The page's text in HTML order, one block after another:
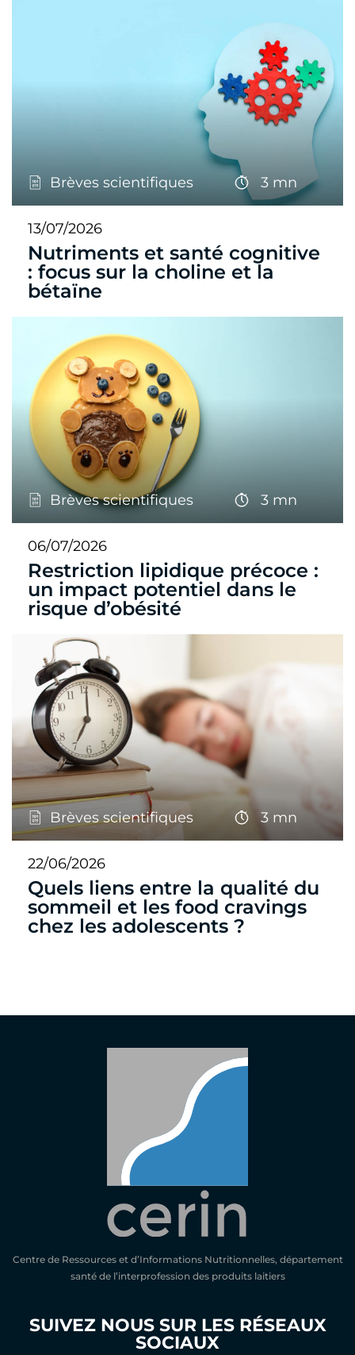
Brèves scientifiques 3 mn
13/07/2026
Nutriments et santé cognitive
: focus sur la choline et la
bétaïne
Brèves scientifiques 3 mn
06/07/2026
Restriction lipidique précoce :
un impact potentiel dans le
risque d’obésité
Brèves scientifiques 3 mn
22/06/2026
Quels liens entre la qualité du
sommeil et les food cravings
chez les adolescents ?
Centre de Ressources et d’Informations Nutritionnelles, département
santé de l’interprofession des produits laitiers
SUIVEZ NOUS SUR LES RÉSEAUX
SOCIAUX